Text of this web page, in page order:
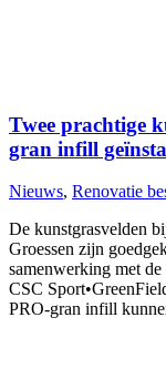
Twee prachtige
gran infill
Nieuws, Renovatie
De kunstgrasvelden
Groessen zijn
samenwerking met
CSC
PRO-gran infill